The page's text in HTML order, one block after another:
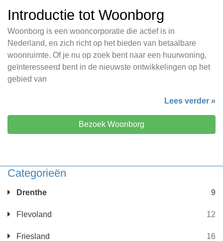
Categorieën
Drenthe 9
Flevoland 12
Friesland 16
Introductie tot Woonborg
Woonborg is een wooncorporatie die actief is in
Nederland, en zich richt op het bieden van betaalbare
woonruimte. Of je nu op zoek bent naar een huurwoning,
geïnteresseerd bent in de nieuwste ontwikkelingen op het
gebied van
Lees verder »
Bezoek Woonborg